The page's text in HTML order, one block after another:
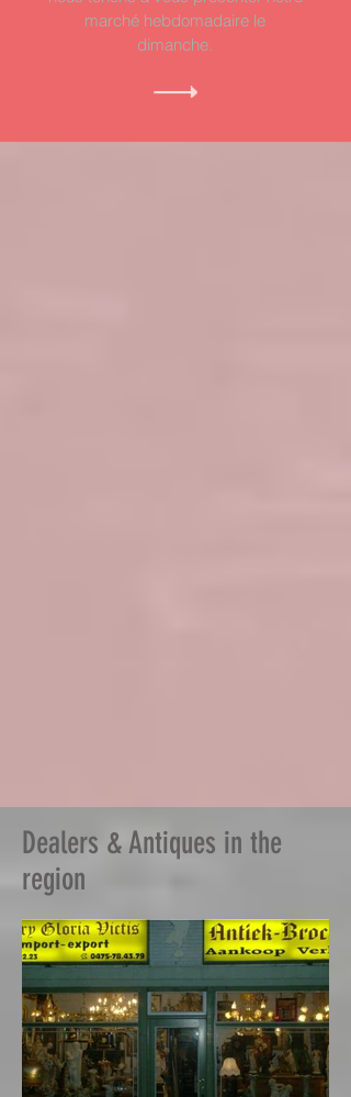
marché hebdomadaire le
dimanche.
Dealers & Antiques in the
region